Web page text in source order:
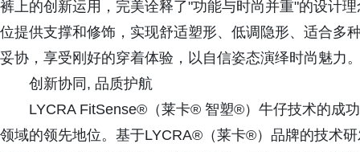
裤上的创新运用，完美诠释了"功能与时尚并重"的设计
位提供支撑和修饰，实现舒适塑形、低调隐形、适合多
妥协，享受刚好的穿着体验，以自信姿态演绎时尚魅力
创新协同, 品质护航
LYCRA FitSense®（莱卡® 智塑®）牛仔技术的成
领域的领先地位。基于LYCRA®（莱卡®）品牌的技术